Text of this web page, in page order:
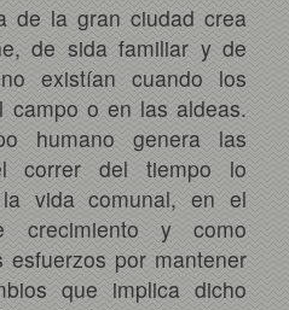
de la gran ciudad crea
de sida familiar y de
existían cuando los
campo o en las aldeas.
humano genera las
correr del tiempo lo
vida comunal, en el
crecimiento y como
esfuerzos por mantener
que implica dicho